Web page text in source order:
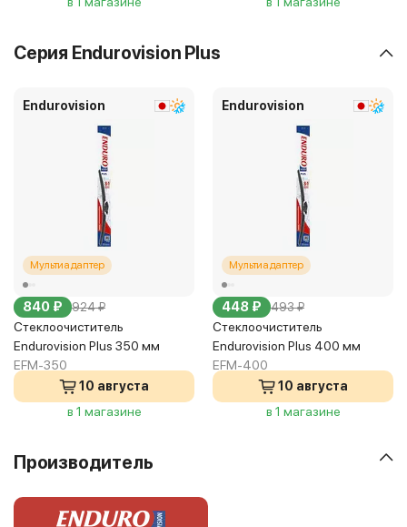
Серия Endurovision Plus
Endurovision
Мультиадаптер
840 ₽ 924 ₽
Стеклоочиститель
Endurovision Plus 350 мм
EFM-350
10 августа
в 1 магазине
Endurovision
Мультиадаптер
448 ₽ 493 ₽
Стеклоочиститель
Endurovision Plus 400 мм
EFM-400
10 августа
в 1 магазине
Производитель